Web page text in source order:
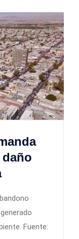
Fuente: